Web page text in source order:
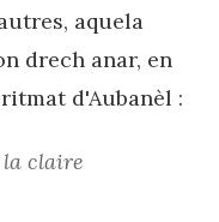
aquela
drech anar, en
d'Aubanèl :
la claire